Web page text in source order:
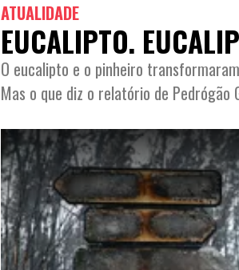
ATUALIDADE
EUCALIPTO.
O eucalipto e o pinheiro
Mas o que diz o relatório de Pedrógão